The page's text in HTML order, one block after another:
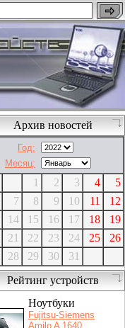
Архив новостей
Год:
Месяц:
1 2 3 4
5
7 8 9 10 11
12
14 15 16 17 18
19
21 22 23 24 25
26
28 29 30
31
Рейтинг устройств
Ноутбуки
Fujitsu-Siemens
Amilo A 1640